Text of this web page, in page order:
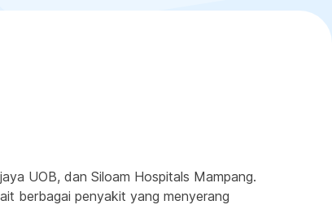
UOB, dan Siloam Hospitals Mampang.
berbagai penyakit yang menyerang